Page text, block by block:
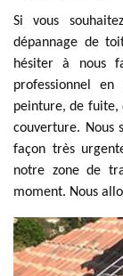
Si vous
dépannage de
hésiter à nous
professionnel
peinture, de fuite,
couverture. Nous
façon très
notre zone de
moment. Nous